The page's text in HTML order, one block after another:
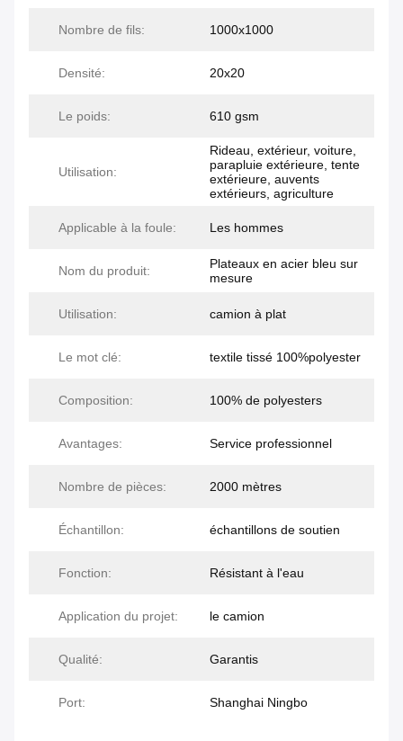
Nombre de fils: 1000x1000
Densité: 20x20
Le poids: 610 gsm
Utilisation:
Rideau, extérieur, voiture,
parapluie extérieure, tente
extérieure, auvents
extérieurs, agriculture
Applicable à la foule: Les hommes
Nom du produit:
Plateaux en acier bleu sur
mesure
Utilisation: camion à plat
Le mot clé: textile tissé 100%polyester
Composition: 100% de polyesters
Avantages: Service professionnel
Nombre de pièces: 2000 mètres
Échantillon: échantillons de soutien
Fonction: Résistant à l'eau
Application du projet: le camion
Qualité: Garantis
Port: Shanghai Ningbo